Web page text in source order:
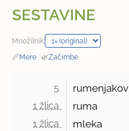
SESTAVINE
Množilnik:
📏Mere · 🌿Začimbe
5 rumenjakov
1 žlica ruma
1 žlica mleka